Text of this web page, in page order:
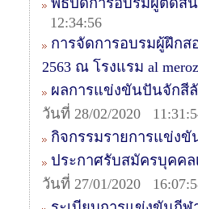
พิธีปิดการอบรมผู้ตัดสิ
12:34:56
การจัดการอบรมผู้ฝึกส
2563 ณ โรงแรม al
ผลการแข่งขันปันจักสีลั
วันที่ 28/02/2020
กิจกรรมรายการแข่ง
ประกาศรับสมัครบุคคล
วันที่ 27/01/2020